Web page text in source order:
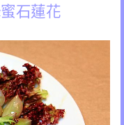
石蓮花